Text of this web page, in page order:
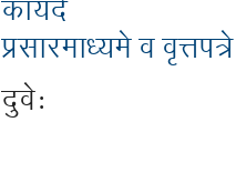
कायदे
प्रसारमाध्यमे व वृत्तपत्रे
दुवे: